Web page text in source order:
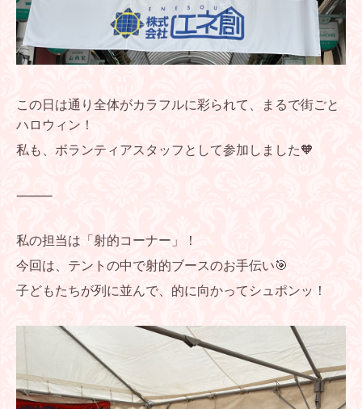
この日は通り全体がカラフルに彩られて、まるで街ごと
ハロウィン！
私も、ボランティアスタッフとして参加しました🧡
⸻
私の担当は「射的コーナー」！
今回は、テントの中で射的ブースのお手伝い🎯
子どもたちが列に並んで、的に向かってシュポンッ！